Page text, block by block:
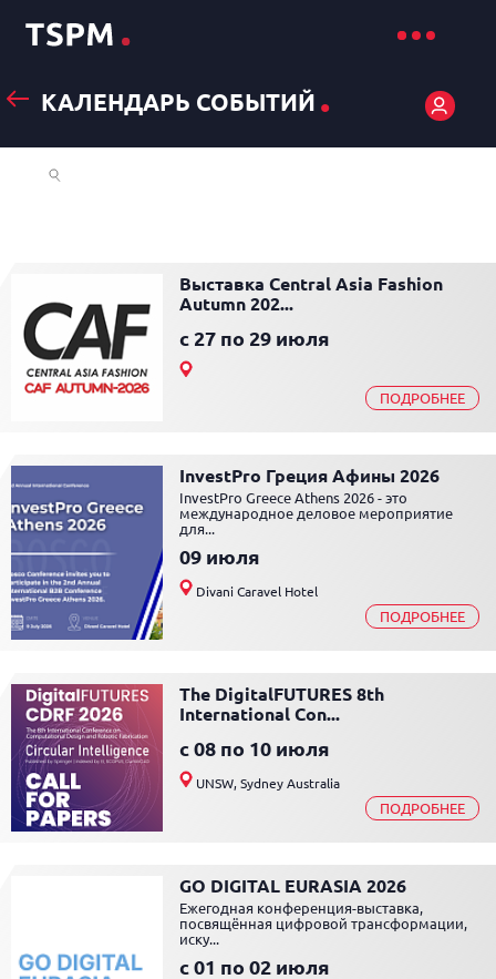
КАЛЕНДАРЬ СОБЫТИЙ .
Выставка Central Asia Fashion
Autumn 202...
c 27 по 29 июля
ПОДРОБНЕЕ
InvestPro Греция Афины 2026
InvestPro Greece Athens 2026 - это
международное деловое мероприятие
для...
09 июля
Divani Caravel Hotel
ПОДРОБНЕЕ
The DigitalFUTURES 8th
International Con...
c 08 по 10 июля
UNSW, Sydney Australia
ПОДРОБНЕЕ
GO DIGITAL EURASIA 2026
Ежегодная конференция-выставка,
посвящённая цифровой трансформации,
иску...
c 01 по 02 июля